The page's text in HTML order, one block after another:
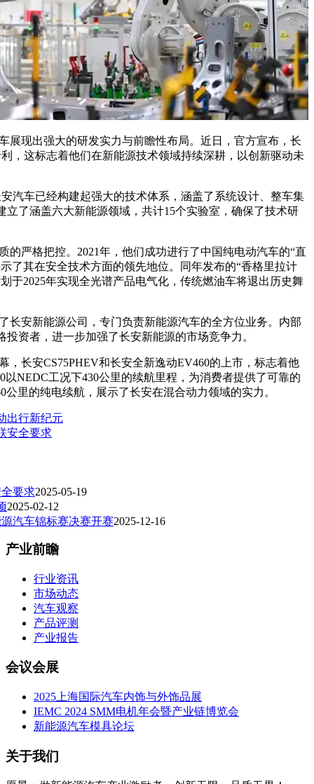
出强大的研发实力与前瞻性布局。近日，官方宣布，长
，这标志着他们在新能源技术领域持续深耕，以创新驱动未
车已经构建起强大的技术体系，涵盖了系统设计、整车集
了涵盖六大新能源领域，共计15个实验室，确保了技术研
格把控。2021年，他们成功进行了中国纯电动汽车的“直
了其在安全技术方面的领先地位。同年发布的“香格里拉计
于2025年实现全光谱产品电气化，传统燃油车将退出历史舞
安新能源公司，专门负责新能源汽车的全方位业务。内部
资者，进一步加强了长安新能源的市场竞争力。
安CS75PHEV和长安全新逸动EV460的上市，标志着他
NEDC工况下430公里的续航里程，为消费者提供了可靠的
里的纯电续航，展示了长安在混合动力领域的实力。
出行新纪元
安全要求
要求2025-05-19
2025-02-12
汽车锦标赛决赛开赛2025-12-16
产业前瞻
行业资讯
市场动态
汽车观察
产品评测
产业报告
会议会展
2025上海国际汽车内饰与外饰品展
IEMC 2024 SMM电机年会暨产业链博览会
新能源汽车模具论坛
关于我们